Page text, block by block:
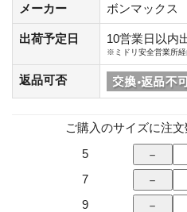
メーカー ボンマックス
出荷予定日 10営業日以内
※ミドリ安全営業所経
返品可否
ご購入のサイズに注
5
7
9